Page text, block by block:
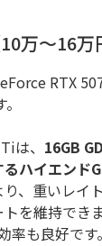
万～16万
RTX
は、 16GB
ハイエンド
、重いレイ
を維持でき
率も良好です。